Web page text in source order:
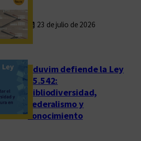
23 de julio de 2026
Eduvim defiende la Ley
25.542:
bibliodiversidad,
federalismo y
conocimiento